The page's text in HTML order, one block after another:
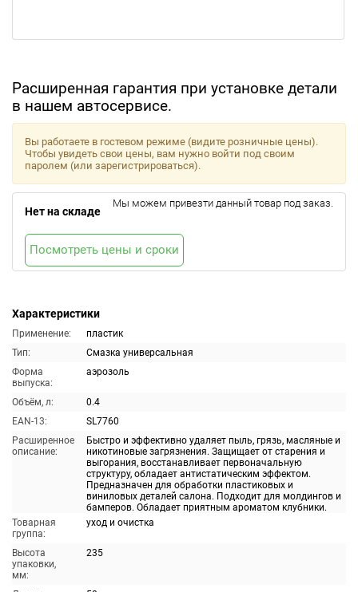
Расширенная гарантия при установке детали
в нашем автосервисе.
Характеристики
Применение:
пластик
Тип:
Смазка универсальная
Форма
выпуска:
аэрозоль
Объём, л:
0.4
EAN-13:
SL7760
Расширенное
описание:
Быстро и эффективно удаляет пыль, грязь, масляные и
никотиновые загрязнения. Защищает от старения и
выгорания, восстанавливает первоначальную
структуру, обладает антистатическим эффектом.
Предназначен для обработки пластиковых и
виниловых деталей салона. Подходит для молдингов и
бамперов. Обладает приятным ароматом клубники.
Товарная
группа:
уход и очистка
Высота
упаковки,
мм:
235
Вы работаете в гостевом режиме (видите розничные цены).
Чтобы увидеть свои цены, вам нужно войти под своим
паролем (или зарегистрироваться).
Нет на складе
Мы можем привезти данный товар под заказ.
Посмотреть цены и сроки